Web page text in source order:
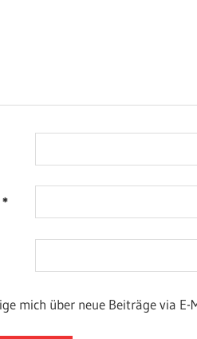
*
mich über neue Beiträge via E-